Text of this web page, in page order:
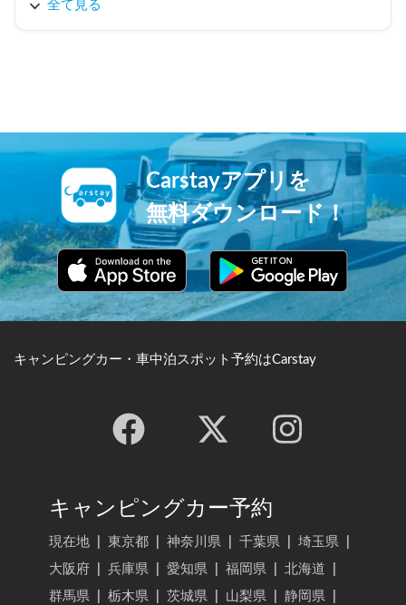
も、オーナー様が終始とても親切・丁寧にご対応くださ
全て見る
Carstayアプリを
無料ダウンロード！
キャンピングカー・車中泊スポット予約はCarstay
キャンピングカー予約
現在地 東京都 神奈川県 千葉県 埼玉県
大阪府
兵庫県 愛知県 福岡県 北海道
群馬県
栃木県 茨城県 山梨県 静岡県